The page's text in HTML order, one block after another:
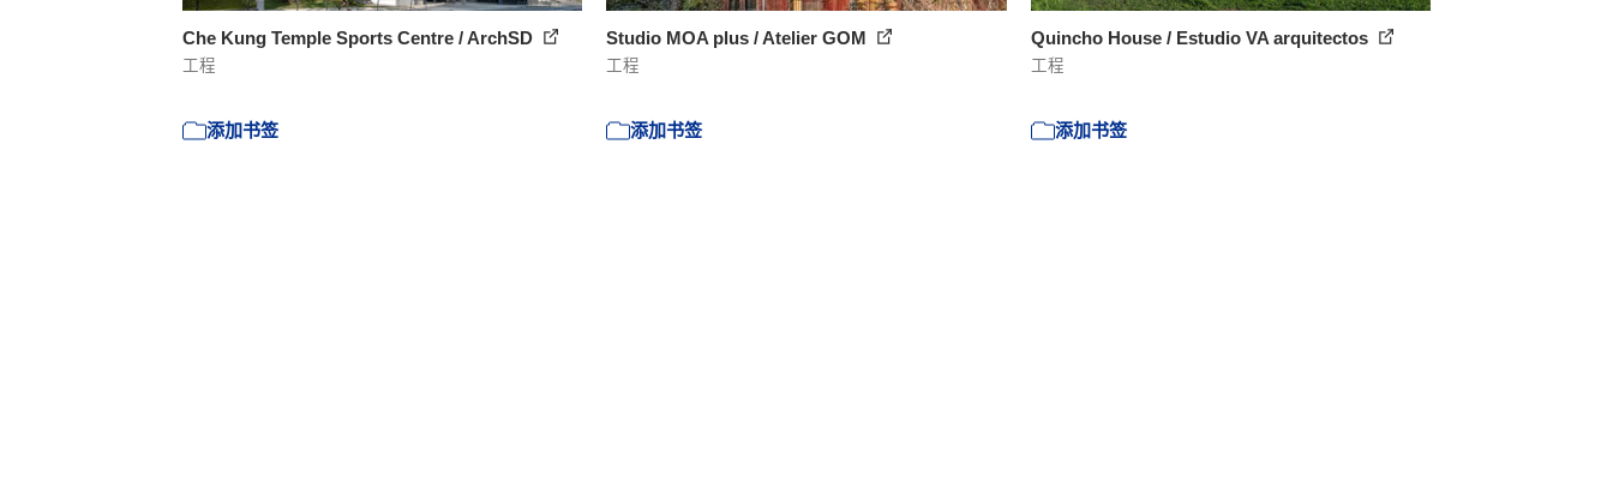
Che Kung Temple Sports Centre / ArchSD
工程
添加书签
Studio MOA plus / Atelier GOM
工程
添加书签
Quincho House / Estudio VA arquitectos
工程
添加书签